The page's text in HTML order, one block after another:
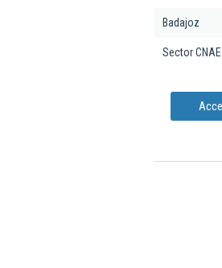
Badajoz
Sector